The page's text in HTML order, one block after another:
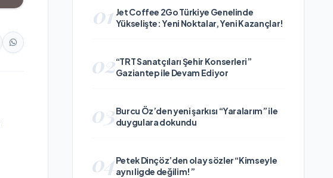
01 Jet Coffee 2Go Türkiye Genelinde
Yükselişte: Yeni Noktalar, Yeni Kazançlar!
02“TRT Sanatçıları Şehir Konserleri”
Gaziantep ile Devam Ediyor
03Burcu Öz’den yeni şarkısı “Yaralarım” ile
duygulara dokundu
04Petek Dinçöz’den olay sözler “Kimseyle
aynı ligde değilim!”